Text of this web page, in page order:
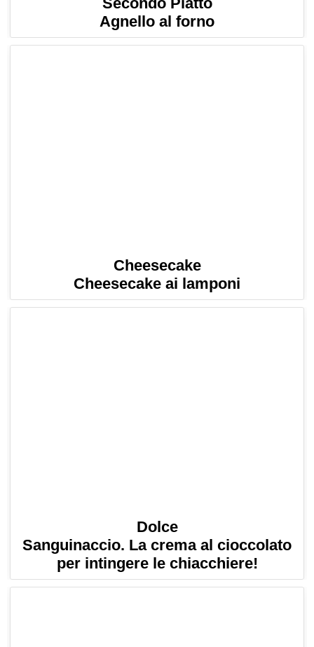
Agnello al forno
Cheesecake
Cheesecake ai lamponi
Dolce
Sanguinaccio. La crema al cioccolato
per intingere le chiacchiere!